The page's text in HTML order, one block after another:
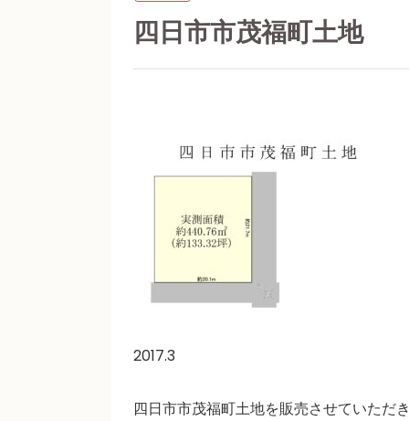
四日市市茂福町土地
2017.3
四日市市茂福町土地を販売させていただ